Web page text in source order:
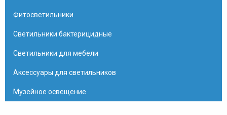
Фитосветильники
Светильники бактерицидные
Светильники для мебели
Аксессуары для светильников
Музейное освещение